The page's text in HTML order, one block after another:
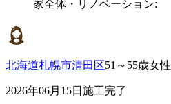
家全体・リノベーション:
北海道札幌市清田区51～55歳女性
2026年06月15日施工完了